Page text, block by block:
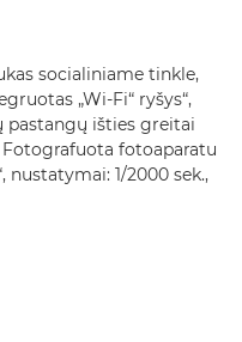
socialiniame tinkle,
„Wi-Fi“ ryšys“,
pastangų išties greitai
Fotografuota fotoaparatu
nustatymai: 1/2000 sek.,